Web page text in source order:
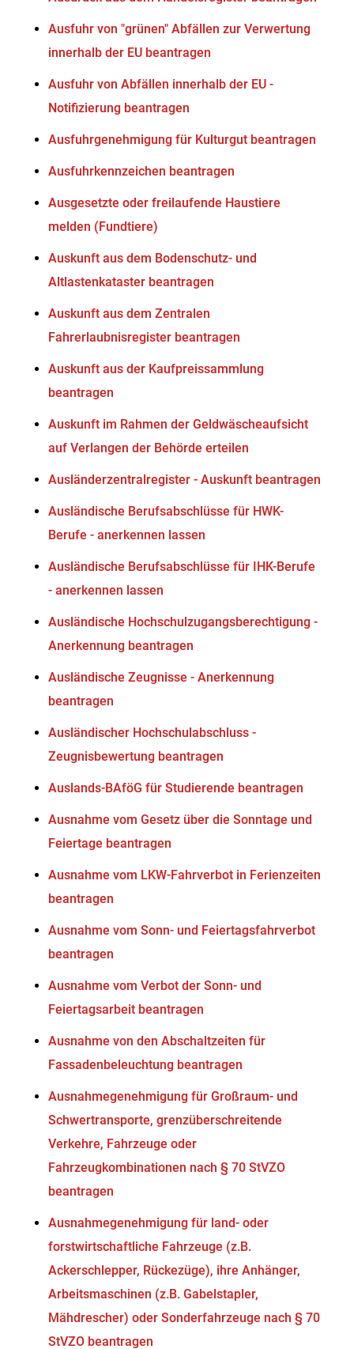
Ausfuhr von "grünen" Abfällen zur Verwertung
innerhalb der EU beantragen
Ausfuhr von Abfällen innerhalb der EU -
Notifizierung beantragen
Ausfuhrgenehmigung für Kulturgut beantragen
Ausfuhrkennzeichen beantragen
Ausgesetzte oder freilaufende Haustiere
melden (Fundtiere)
Auskunft aus dem Bodenschutz- und
Altlastenkataster beantragen
Auskunft aus dem Zentralen
Fahrerlaubnisregister beantragen
Auskunft aus der Kaufpreissammlung
beantragen
Auskunft im Rahmen der Geldwäscheaufsicht
auf Verlangen der Behörde erteilen
Ausländerzentralregister - Auskunft beantragen
Ausländische Berufsabschlüsse für HWK-
Berufe - anerkennen lassen
Ausländische Berufsabschlüsse für IHK-Berufe
- anerkennen lassen
Ausländische Hochschulzugangsberechtigung -
Anerkennung beantragen
Ausländische Zeugnisse - Anerkennung
beantragen
Ausländischer Hochschulabschluss -
Zeugnisbewertung beantragen
Auslands-BAföG für Studierende beantragen
Ausnahme vom Gesetz über die Sonntage und
Feiertage beantragen
Ausnahme vom LKW-Fahrverbot in Ferienzeiten
beantragen
Ausnahme vom Sonn- und Feiertagsfahrverbot
beantragen
Ausnahme vom Verbot der Sonn- und
Feiertagsarbeit beantragen
Ausnahme von den Abschaltzeiten für
Fassadenbeleuchtung beantragen
Ausnahmegenehmigung für Großraum- und
Schwertransporte, grenzüberschreitende
Verkehre, Fahrzeuge oder
Fahrzeugkombinationen nach § 70 StVZO
beantragen
Ausnahmegenehmigung für land- oder
forstwirtschaftliche Fahrzeuge (z.B.
Ackerschlepper, Rückezüge), ihre Anhänger,
Arbeitsmaschinen (z.B. Gabelstapler,
Mähdrescher) oder Sonderfahrzeuge nach § 70
StVZO beantragen